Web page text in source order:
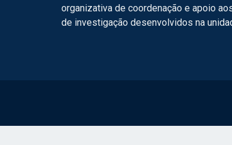
organizativa de coordenação e apoio
de investigação desenvolvidos na